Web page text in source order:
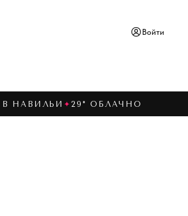
Войти
В НАВИЛЬИ ✦ 29° ОБЛАЧНО